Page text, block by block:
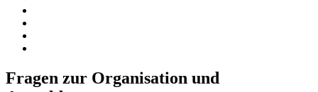
Fragen zur Organisation und